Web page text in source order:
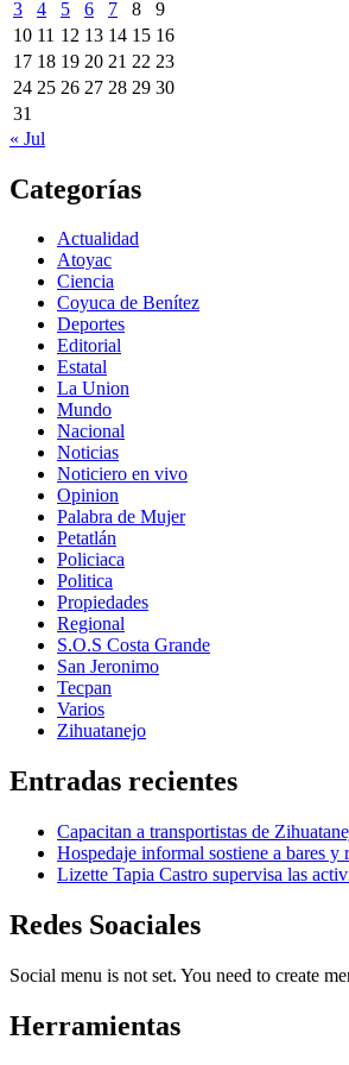
3
4 5 6 7 8
9
10 11 12 13 14 15 16
17 18 19 20 21 22 23
24 25 26 27 28 29 30
31
« Jul
Categorías
Actualidad
Atoyac
Ciencia
Coyuca de Benítez
Deportes
Editorial
Estatal
La Union
Mundo
Nacional
Noticias
Noticiero en vivo
Opinion
Palabra de Mujer
Petatlán
Policiaca
Politica
Propiedades
Regional
S.O.S Costa Grande
San Jeronimo
Tecpan
Varios
Zihuatanejo
Entradas recientes
Capacitan a transportistas de
Hospedaje informal sostiene a bares y
Lizette Tapia Castro supervisa las
Redes Soaciales
Social menu is not set. You need to create
Herramientas